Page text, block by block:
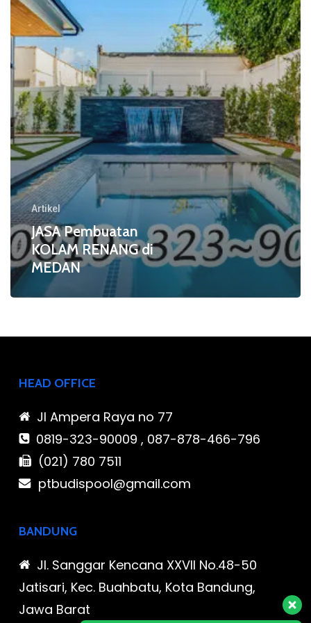
di
MEDAN
Artikel
JASA Pembuatan
KOLAM RENANG di
MEDAN
HEAD OFFICE
Jl Ampera Raya no 77
0819-323-90009 , 087-878-466-796
(021) 780 7511
ptbudispool@gmail.com
BANDUNG
Jl. Sanggar Kencana XXVII No.48-50
Jatisari, Kec. Buahbatu, Kota Bandung,
Jawa Barat